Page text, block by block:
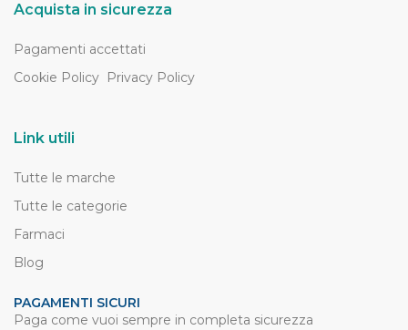
Acquista in sicurezza
Pagamenti accettati
Cookie Policy Privacy Policy
Link utili
Tutte le marche
Tutte le categorie
Farmaci
Blog
PAGAMENTI SICURI
Paga come vuoi sempre in completa sicurezza